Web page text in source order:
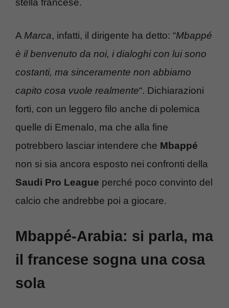
stella francese.
A Marca, infatti, il dirigente ha detto: “Mbappé
è il benvenuto da noi, i dialoghi con lui sono
costanti, ma sinceramente non abbiamo
capito cosa vuole realmente“. Dichiarazioni
forti, con un leggero filo anche di polemica
quelle di Emenalo, ma che alla fine
potrebbero lasciar intendere che Mbappé
non si sia ancora esposto nei confronti della
Saudi Pro League perché poco convinto del
calcio che andrebbe poi a giocare.
Mbappé-Arabia: si parla, ma
il francese sogna una cosa
sola